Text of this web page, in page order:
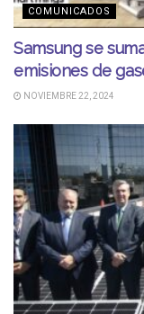
COMUNICADOS
Samsung se
emisiones de
NOVIEMBRE 22, 2024